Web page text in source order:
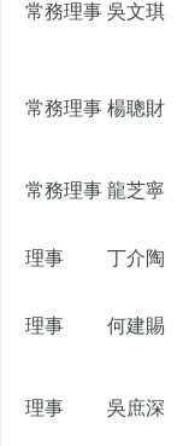
常務理事 吳文琪
常務理事 楊聰財
常務理事 龍芝寧
理事 丁介陶
理事 何建賜
理事 吳庶深